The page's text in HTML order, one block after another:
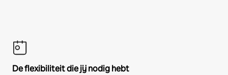
De flexibiliteit die jij nodig hebt